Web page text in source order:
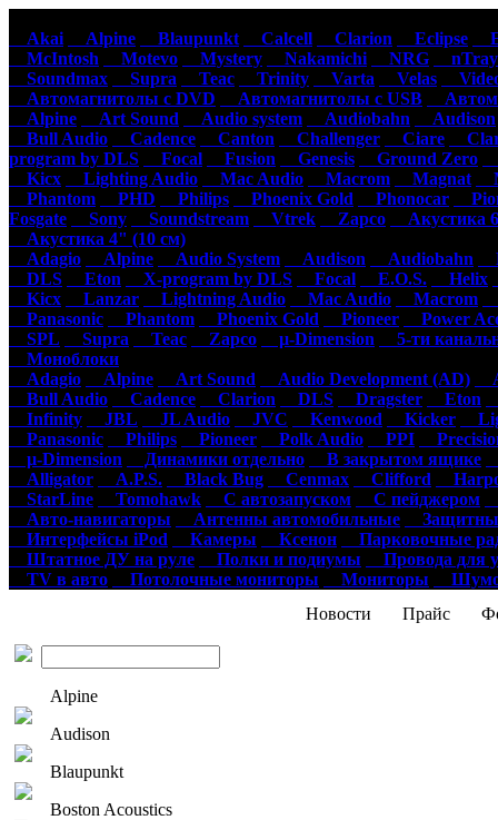
Akai
Alpine Blaupunkt Calcell Clarion Eclipse
McIntosh
Motevo Mystery Nakamichi NRG
nTray
Soundmax
Supra Teac Trinity Varta Velas
Автомагнитолы с DVD
Автомагнитолы с USB
Alpine
Art Sound Audio system Audiobahn
Audison
Bull Audio
Cadence Canton Challenger Ciare
program by DLS
Focal Fusion Genesis Ground Zero
Kicx
Lighting Audio Mac Audio Macrom Magnat
Phantom
PHD Philips Phoenix Gold Phonocar
Fosgate
Sony Soundstream Vtrek Zapco
Акустика
Акустика 4" (10 см)
Adagio
Alpine Audio System Audison Audiobahn
DLS
Eton X-program by DLS Focal E.O.S. Helix
Kicx
Lanzar Lightning Audio Mac Audio Macrom
Panasonic
Phantom Phoenix Gold Pioneer
Power
SPL
Supra Teac Zapco µ-Dimension
5-ти
Моноблоки
Adagio
Alpine Art Sound Audio Development (AD)
Bull Audio
Cadence Clarion DLS Dragster Eton
Infinity
JBL JL Audio JVC Kenwood Kicker
Panasonic
Philips Pioneer Polk Audio PPI
µ-Dimension
Динамики отдельно В закрытом ящике
Alligator
A.P.S. Black Bug Cenmax Clifford
StarLine
Tomohawk С автозапуском С пейджером
Авто-навигаторы
Антенны автомобильные
Интерфейсы iPod
Камеры Ксенон
Парковочные
Штатное ДУ на руле
Полки и подиумы
Провода для
TV в авто
Потолочные мониторы Мониторы
Новости Прайс
Alpine
Audison
Blaupunkt
Boston Acoustics